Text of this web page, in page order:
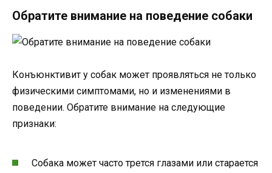
Обратите внимание на поведение собаки
Конъюнктивит у собак может проявляться не только
физическими симптомами, но и изменениями в
поведении. Обратите внимание на следующие
признаки:
Собака может часто трется глазами или старается